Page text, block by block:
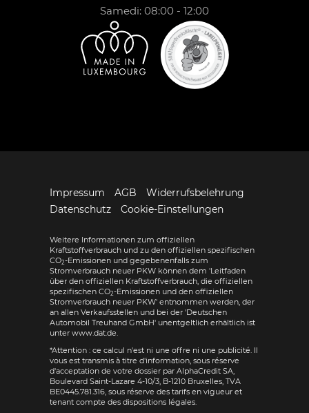
Samedi: 08:00 - 12:00
Impressum AGB
Widerrufsbelehrung
Datenschutz
Cookie-Einstellungen
Weitere Informationen zum offiziellen
Kraftstoffverbrauch und zu den offiziellen spezifischen
CO2-Emissionen und gegebenenfalls zum
Stromverbrauch neuer PKW können dem 'Leitfaden
über den offiziellen Kraftstoffverbrauch, die offiziellen
spezifischen CO2-Emissionen und den offiziellen
Stromverbrauch neuer PKW' entnommen werden, der
an allen Verkaufsstellen und bei der 'Deutschen
Automobil Treuhand GmbH' unentgeltlich erhältlich ist
unter www.dat.de.
*Attention : ce calcul n'est ni une offre ni une publicité. Il
vous est transmis à titre d'information, sous réserve
d'acceptation de votre dossier par AlphaCredit SA,
Boulevard Saint-Lazare 4-10/3, B-1210 Bruxelles, TVA
BE0445.781.316, sous réserve des tarifs en vigueur et
tenant compte des dispositions légales.